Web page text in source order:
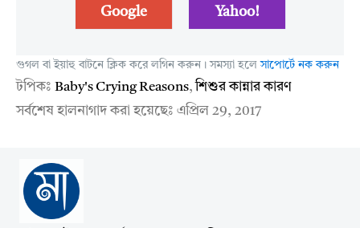
Google Yahoo!
গুগল বা ইয়াহু বাটনে ক্লিক করে লগিন করুন। সমস্যা হলেসাপোর্টে নক করুন
টপিকঃ Baby's Crying Reasons,শিশুর কান্নার কারণ
সর্বশেষ হালনাগাদ করা হয়েছেঃ এপ্রিল 29, 2017